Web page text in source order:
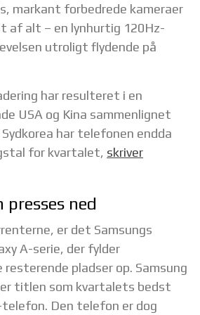
markant forbedrede kameraer
af alt – en lynhurtig 120Hz-
utroligt flydende på
har resulteret i en
USA og Kina sammenlignet
har telefonen endda
for kvartalet, skriver
ned
er det Samsungs
A-serie, der fylder
pladser op. Samsung
titlen som kvartalets bedst
Den telefon er dog